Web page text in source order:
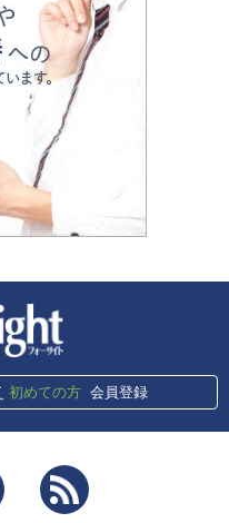
初めての方 会員登録
Twitter